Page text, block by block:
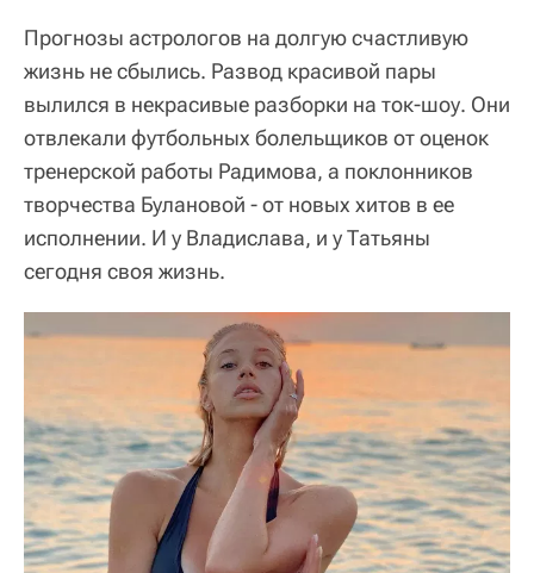
Прогнозы астрологов на долгую счастливую
жизнь не сбылись. Развод красивой пары
вылился в некрасивые разборки на ток-шоу. Они
отвлекали футбольных болельщиков от оценок
тренерской работы Радимова, а поклонников
творчества Булановой - от новых хитов в ее
исполнении. И у Владислава, и у Татьяны
сегодня своя жизнь.